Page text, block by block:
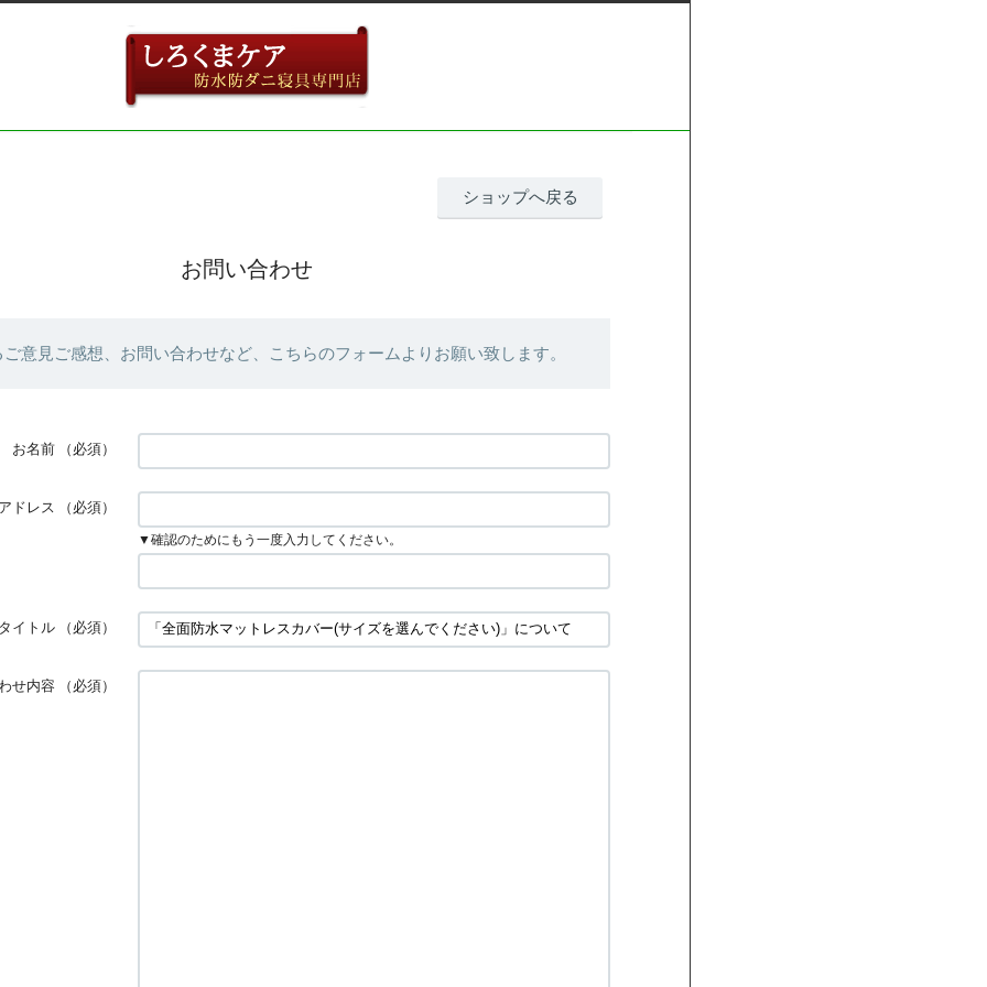
ショップへ戻る
お問い合わせ
意見ご感想、お問い合わせなど、こちらのフォームよりお願い致します。
お名前 （必須）
ドレス （必須）
▼確認のためにもう一度入力してください。
イトル （必須）
せ内容 （必須）